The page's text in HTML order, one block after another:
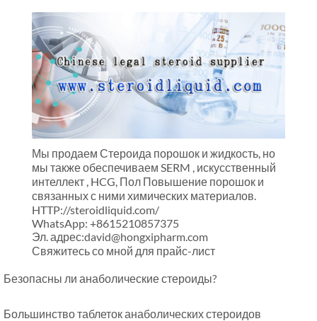
Мы продаем Стероида порошок и жидкость, но
мы также обеспечиваем SERM , искусственный
интеллект , HCG, Пол Повышение порошок и
связанных с ними химических материалов.
HTTP://steroidliquid.com/
WhatsApp: +8615210857375
Эл. адрес:david@hongxipharm.com
Свяжитесь со мной для прайс-лист
Безопасны ли анаболические стероиды?
Большинство таблеток анаболических стероидов